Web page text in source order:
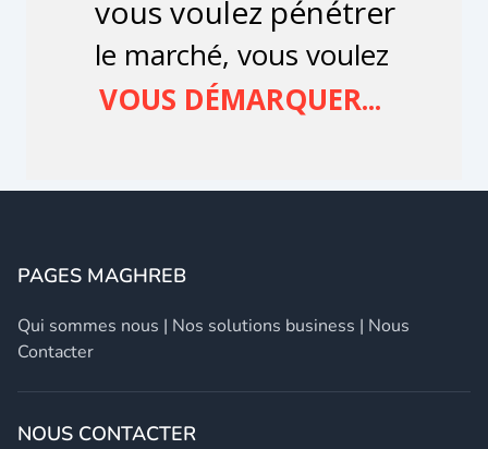
PAGES MAGHREB
Qui sommes nous | Nos solutions business | Nous
Contacter
NOUS CONTACTER